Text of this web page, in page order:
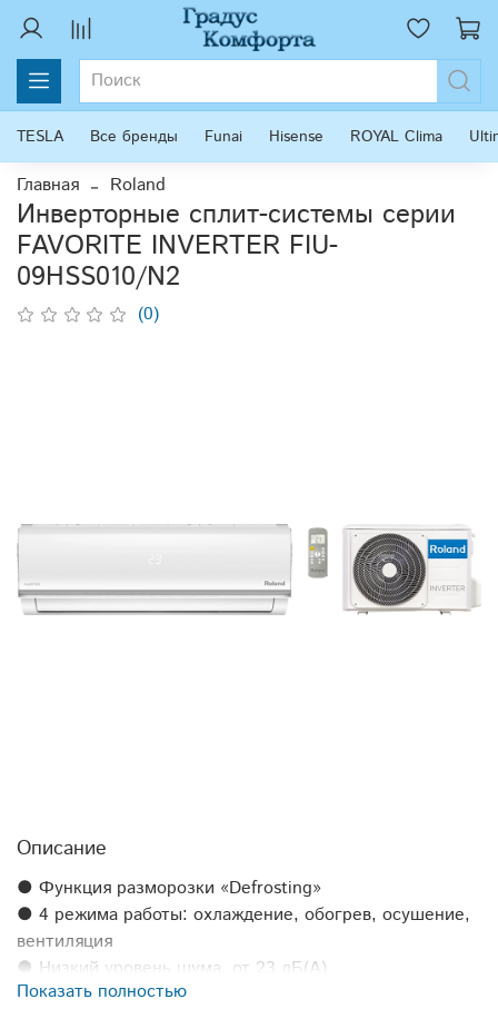
TESLA Все бренды Funai Hisense ROYAL Clima
Главная Roland
Инверторные сплит-системы серии
FAVORITE INVERTER FIU-
09HSS010/N2
(0)
Описание
● Функция разморозки «Defrosting»
● 4 режима работы: охлаждение, обогрев, осушение,
вентиляция
● Низкий уровень шума, от 23 дБ(А)
● Скрытый дисплей
Показать полностью